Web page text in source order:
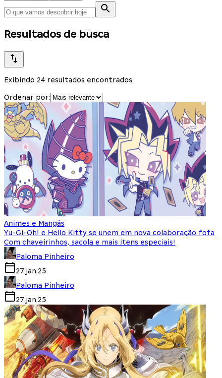
Resultados de busca
Exibindo 24 resultados encontrados.
Ordenar por:
Animes e Mangás
Yu-Gi-Oh! e Hello Kitty se unem em nova colaboração fofa
Com chaveirinhos, sacola e mais itens especiais!
Paloma Pinheiro
27.jan.25
Paloma Pinheiro
27.jan.25